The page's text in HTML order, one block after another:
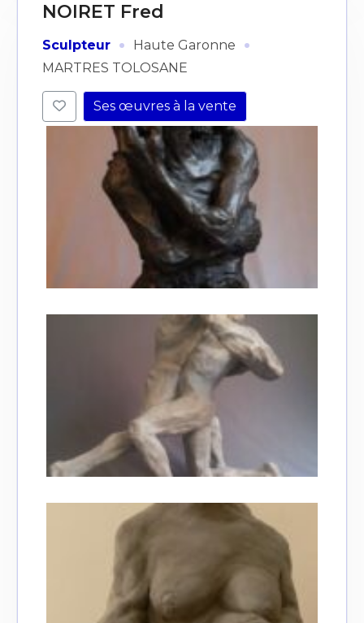
NOIRET Fred
Sculpteur · Haute Garonne ·
MARTRES TOLOSANE
Ses œuvres à la vente